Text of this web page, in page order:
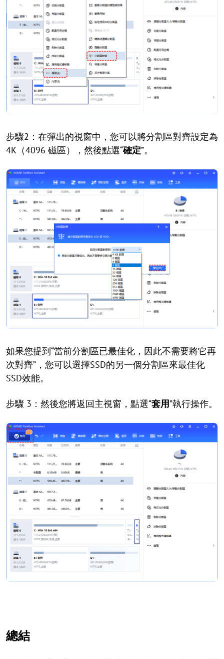
步驟2：在彈出的視窗中，您可以將分割區對齊設定為
4K（4096 磁區），然後點選“確定”。
如果您提到“當前分割區已最佳化，因此不需要將它再
次對齊”，您可以選擇SSD的另一個分割區來最佳化
SSD效能。
步驟 3：然後您將返回主視窗，點選“套用”執行操作。
總結